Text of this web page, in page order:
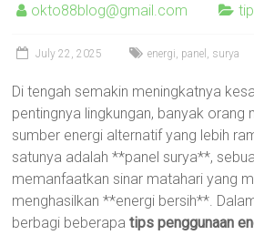
okto88blog@gmail.com
July 22, 2025 energi, panel , surya
Di tengah semakin meningkatnya
pentingnya lingkungan, banyak orang
sumber energi alternatif yang lebih
satunya adalah **panel surya**,
memanfaatkan sinar matahari yang
menghasilkan **energi bersih**.
berbagi beberapatips penggunaan